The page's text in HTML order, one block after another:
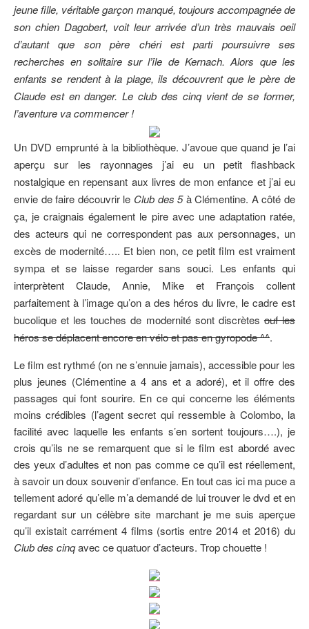
jeune fille, véritable garçon manqué, toujours accompagnée de
son chien Dagobert, voit leur arrivée d’un très mauvais oeil
d’autant que son père chéri est parti poursuivre ses
recherches en solitaire sur l’île de Kernach. Alors que les
enfants se rendent à la plage, ils découvrent que le père de
Claude est en danger. Le club des cinq vient de se former,
l’aventure va commencer !
Un DVD emprunté à la bibliothèque. J’avoue que quand je l’ai
aperçu sur les rayonnages j’ai eu un petit flashback
nostalgique en repensant aux livres de mon enfance et j’ai eu
envie de faire découvrir le Club des 5à Clémentine. A côté de
ça, je craignais également le pire avec une adaptation ratée,
des acteurs qui ne correspondent pas aux personnages, un
excès de modernité….. Et bien non, ce petit film est vraiment
sympa et se laisse regarder sans souci. Les enfants qui
interprètent Claude, Annie, Mike et François collent
parfaitement à l’image qu’on a des héros du livre, le cadre est
bucolique et les touches de modernité sont discrètes ouf les
héros se déplacent encore en vélo et pas en gyropode ^^.
Le film est rythmé (on ne s’ennuie jamais), accessible pour les
plus jeunes (Clémentine a 4 ans et a adoré), et il offre des
passages qui font sourire. En ce qui concerne les éléments
moins crédibles (l’agent secret qui ressemble à Colombo, la
facilité avec laquelle les enfants s’en sortent toujours….), je
crois qu’ils ne se remarquent que si le film est abordé avec
des yeux d’adultes et non pas comme ce qu’il est réellement,
à savoir un doux souvenir d’enfance. En tout cas ici ma puce a
tellement adoré qu’elle m’a demandé de lui trouver le dvd et en
regardant sur un célèbre site marchant je me suis aperçue
qu’il existait carrément 4 films (sortis entre 2014 et 2016) du
Club des cinqavec ce quatuor d’acteurs. Trop chouette !